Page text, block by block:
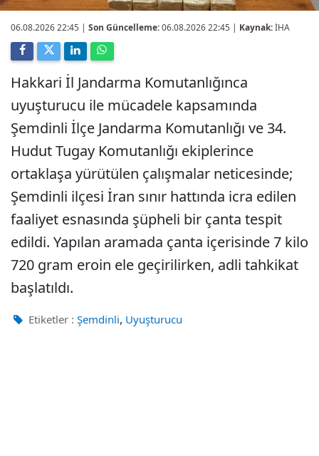
06.08.2026 22:45 | Son Güncelleme:06.08.2026 22:45 | Kaynak:İHA
Hakkari İl Jandarma Komutanlığınca
uyuşturucu ile mücadele kapsamında
Şemdinli İlçe Jandarma Komutanlığı ve 34.
Hudut Tugay Komutanlığı ekiplerince
ortaklaşa yürütülen çalışmalar neticesinde;
Şemdinli ilçesi İran sınır hattında icra edilen
faaliyet esnasında şüpheli bir çanta tespit
edildi. Yapılan aramada çanta içerisinde 7 kilo
720 gram eroin ele geçirilirken, adli tahkikat
başlatıldı.
Etiketler : Şemdinli, Uyuşturucu